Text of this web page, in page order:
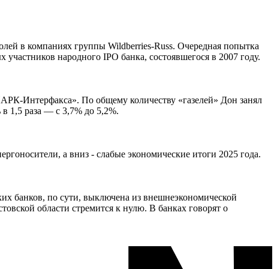
в компаниях группы Wildberries-Russ. Очередная попытка
народного IPO банка, состоявшегося в 2007 году.
Интерфакса». По общему количеству «газелей» Дон занял
1,5 раза — с 3,7% до 5,2%.
а вниз - слабые экономические итоги 2025 года.
банков, по сути, выключена из внешнеэкономической
области стремится к нулю. В банках говорят о